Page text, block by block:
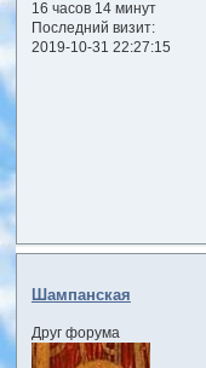
16 часов 14 минут
Последний визит:
2019-10-31 22:27:15
Шампанская
Друг форума